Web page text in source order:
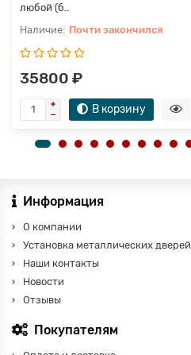
любой (б..
Почти закончился
35800 ₽
В корзину
Информация
О компании
Установка металлических дверей
Наши контакты
Новости
Отзывы
Покупателям